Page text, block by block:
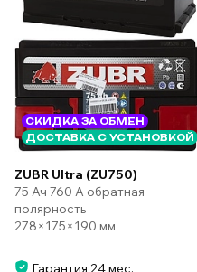
СКИДКА ЗА ОБМЕН
ДОСТАВКА С УСТАНОВКОЙ
ZUBR Ultra (ZU750)
75 Ач 760 А обратная
полярность
278×175×190 мм
Гарантия 24 мес.